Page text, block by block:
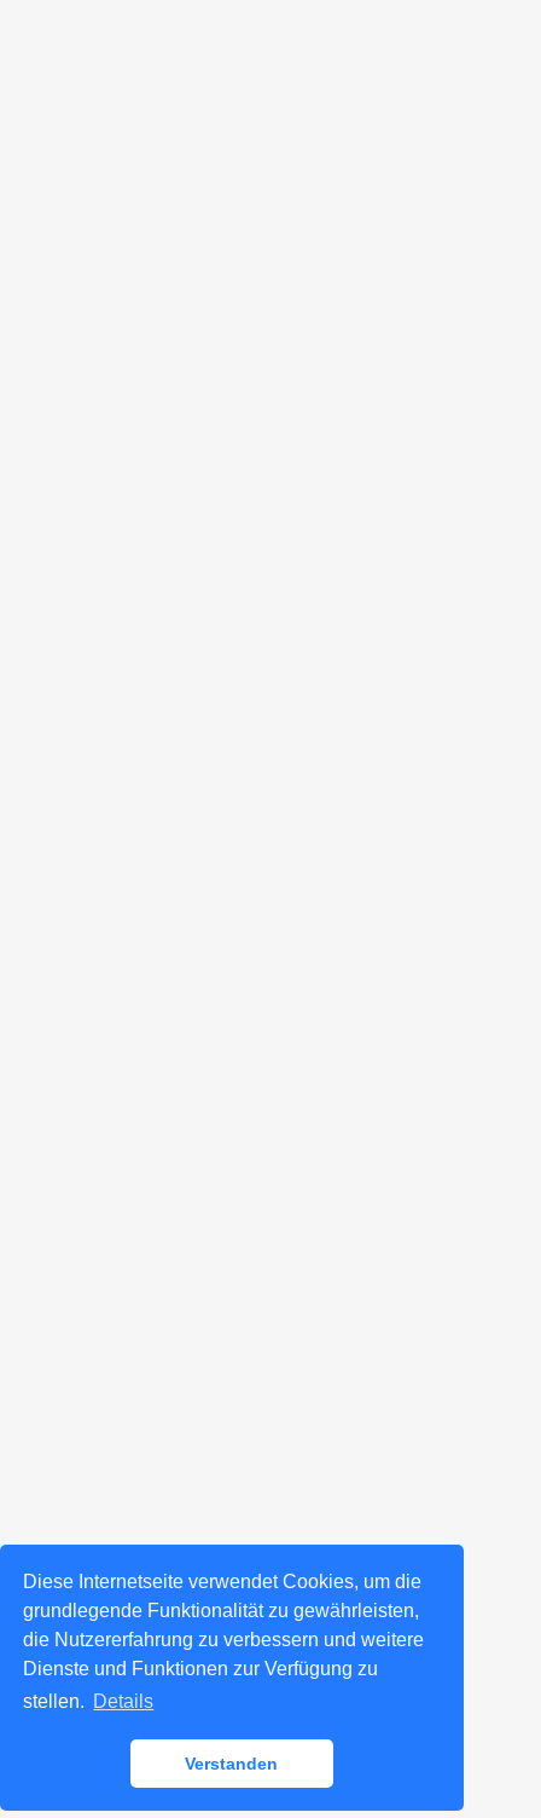
Diese Internetseite verwendet Cookies, um die
grundlegende Funktionalität zu gewährleisten,
die Nutzererfahrung zu verbessern und weitere
Dienste und Funktionen zur Verfügung zu
stellen. Details
Verstanden